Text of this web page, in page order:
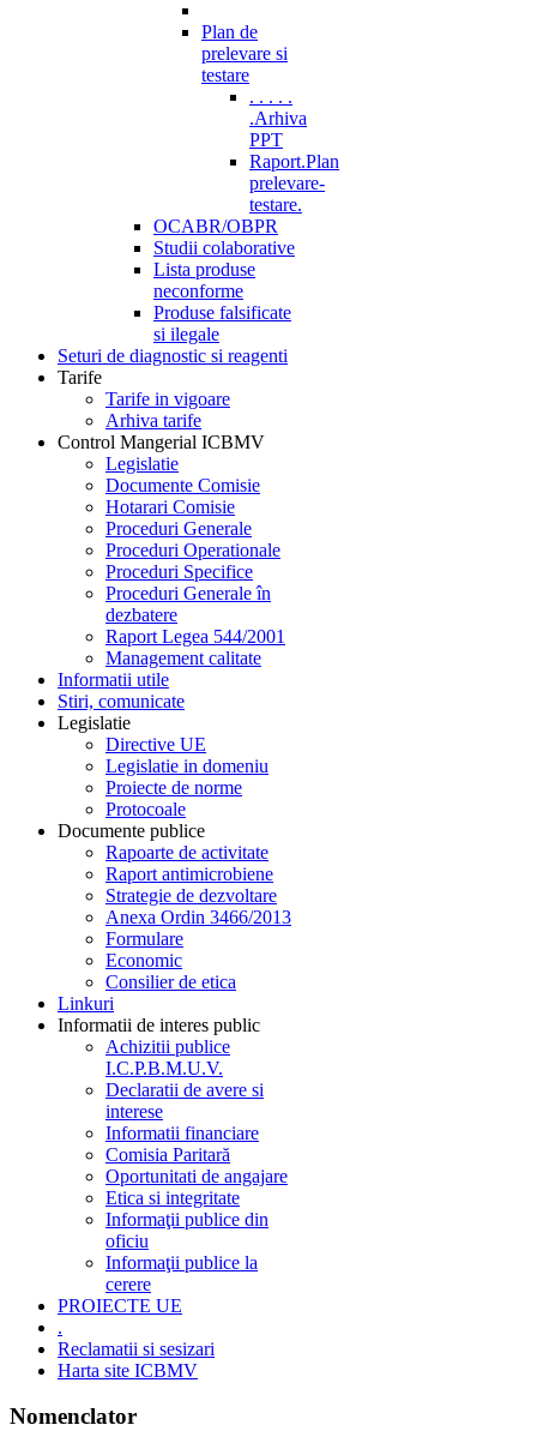
Plan de
prelevare si
testare
. . . . .
.Arhiva
PPT
Raport.Plan
prelevare-
testare.
OCABR/OBPR
Studii colaborative
Lista produse
neconforme
Produse falsificate
si ilegale
Seturi de diagnostic si reagenti
Tarife
Tarife in vigoare
Arhiva tarife
Control Mangerial ICBMV
Legislatie
Documente Comisie
Hotarari Comisie
Proceduri Generale
Proceduri Operationale
Proceduri Specifice
Proceduri Generale în
dezbatere
Raport Legea 544/2001
Management calitate
Informatii utile
Stiri, comunicate
Legislatie
Directive UE
Legislatie in domeniu
Proiecte de norme
Protocoale
Documente publice
Rapoarte de activitate
Raport antimicrobiene
Strategie de dezvoltare
Anexa Ordin 3466/2013
Formulare
Economic
Consilier de etica
Linkuri
Informatii de interes public
Achizitii publice
I.C.P.B.M.U.V.
Declaratii de avere si
interese
Informatii financiare
Comisia Paritară
Oportunitati de angajare
Etica si integritate
Informaţii publice din
oficiu
Informaţii publice la
cerere
PROIECTE UE
.
Reclamatii si sesizari
Harta site ICBMV
Nomenclator